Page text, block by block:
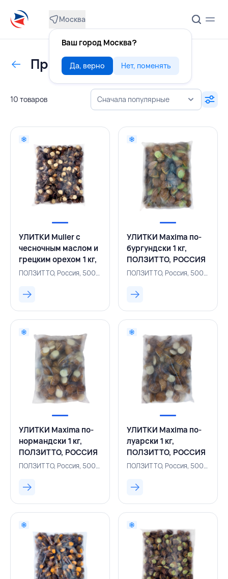
Москва
Ваш город Москва?
Да, верно Нет, поменять
Прочие морепродукты
10 товаров Сначала популярные
УЛИТКИ Muller с
чесночным маслом и
грецким орехом 1 кг,
ПОЛЗИТТО, РОССИЯПОЛЗИТТО, Россия, 500004723
УЛИТКИ Maxima по-
бургундски 1 кг,
ПОЛЗИТТО, РОССИЯ
ПОЛЗИТТО, Россия, 500004737
УЛИТКИ Maxima по-
нормандски 1 кг,
ПОЛЗИТТО, РОССИЯ
ПОЛЗИТТО, Россия, 500004722
УЛИТКИ Maxima по-
луарски 1 кг,
ПОЛЗИТТО, РОССИЯ
ПОЛЗИТТО, Россия, 500004738